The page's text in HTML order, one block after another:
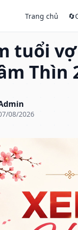
Trang chủ 🔄
tuổi vợ
Thìn
08/2026